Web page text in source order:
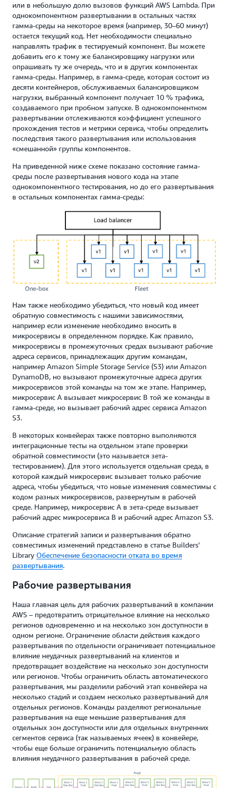
или в небольшую долю вызовов функций AWS Lambda. При
однокомпонентном развертывании в остальных частях
гамма-среды на некоторое время (например, 30–60 минут)
остается текущий код. Нет необходимости специально
направлять трафик в тестируемый компонент. Вы можете
добавить его к тому же балансировщику нагрузки или
опрашивать ту же очередь, что и в других компонентах
гамма-среды. Например, в гамма-среде, которая состоит из
десяти контейнеров, обслуживаемых балансировщиком
нагрузки, выбранный компонент получает 10 % трафика,
создаваемого при пробном запуске. В однокомпонентном
развертывании отслеживаются коэффициент успешного
прохождения тестов и метрики сервиса, чтобы определить
последствия такого развертывания или использования
«смешанной» группы компонентов.
На приведенной ниже схеме показано состояние гамма-
среды после развертывания нового кода на этапе
однокомпонентного тестирования, но до его развертывания
в остальных компонентах гамма-среды:
Нам также необходимо убедиться, что новый код имеет
обратную совместимость с нашими зависимостями,
например если изменение необходимо вносить в
микросервисы в определенном порядке. Как правило,
микросервисы в промежуточных средах вызывают рабочие
адреса сервисов, принадлежащих другим командам,
например Amazon Simple Storage Service (S3) или Amazon
DynamoDB, но вызывают промежуточные адреса других
микросервисов этой команды на том же этапе. Например,
микросервис A вызывает микросервис B той же команды в
гамма-среде, но вызывает рабочий адрес сервиса Amazon
S3.
В некоторых конвейерах также повторно выполняются
интеграционные тесты на отдельном этапе проверки
обратной совместимости (это называется зета-
тестированием). Для этого используется отдельная среда, в
которой каждый микросервис вызывает только рабочие
адреса, чтобы убедиться, что новые изменения совместимы с
кодом разных микросервисов, развернутым в рабочей
среде. Например, микросервис A в зета-среде вызывает
рабочий адрес микросервиса B и рабочий адрес Amazon S3.
Описание стратегий записи и развертывания обратно
совместимых изменений представлено в статье Builders'
Library Обеспечение безопасности отката во время
развертывания.
Рабочие развертывания
Наша главная цель для рабочих развертываний в компании
AWS – предотвратить отрицательное влияние на несколько
регионов одновременно и на несколько зон доступности в
одном регионе. Ограничение области действия каждого
развертывания по отдельности ограничивает потенциальное
влияние неудачных развертываний на клиентов и
предотвращает воздействие на несколько зон доступности
или регионов. Чтобы ограничить область автоматического
развертывания, мы разделили рабочий этап конвейера на
несколько стадий и создаем несколько развертываний для
отдельных регионов. Команды разделяют региональные
развертывания на еще меньшие развертывания для
отдельных зон доступности или для отдельных внутренних
сегментов сервиса (так называемых ячеек) в конвейере,
чтобы еще больше ограничить потенциальную область
влияния неудачного развертывания в рабочей среде.